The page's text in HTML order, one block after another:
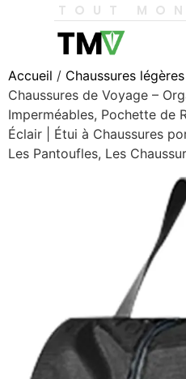
TOUT
Accueil / Chaussures
Chaussures de Voyage –
Imperméables, Pochette de
Éclair | Étui à Chaussures
Les Pantoufles, Les